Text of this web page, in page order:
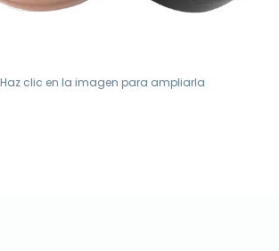
Haz clic en la imagen para ampliarla